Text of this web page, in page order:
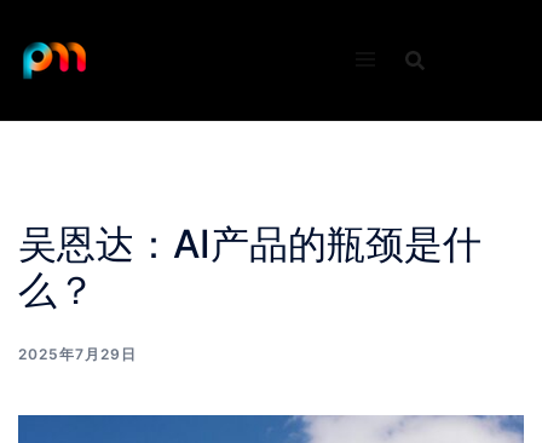
content
吴恩达：AI产品的瓶颈是什
么？
2025年7月29日